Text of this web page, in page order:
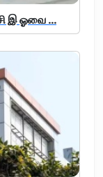
இ ஓவை ...